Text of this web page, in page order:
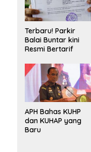
Terbaru! Parkir
Balai Buntar kini
Resmi Bertarif
APH Bahas KUHP
dan KUHAP yang
Baru